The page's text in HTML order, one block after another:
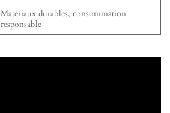
Matériaux durables, consommation
responsable